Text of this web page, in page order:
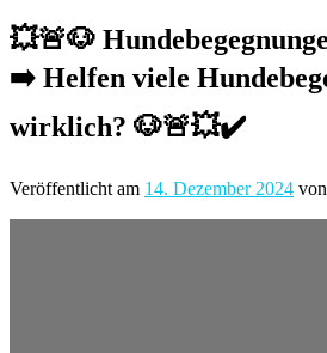
💥🚨🐶
➡️ Helfen viele
wirklich? 🐶🚨💥✔️
Veröffentlicht am 14. Dezember 2024 von